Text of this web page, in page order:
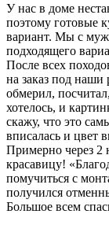
У нас в доме
поэтому готовые
вариант. Мы с
подходящего
После всех
на заказ под
обмерил,
хотелось, и
скажу, что это
вписалась и цвет
Примерно через 2
красавицу!
помучиться с
получился
Большое всем